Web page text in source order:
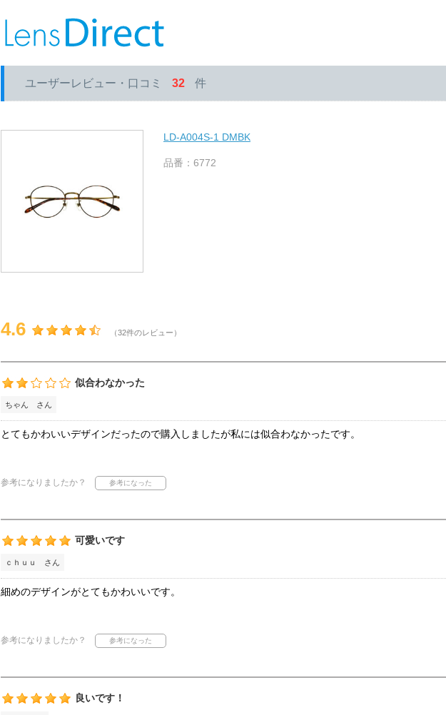
ユーザーレビュー・口コミ 32 件
LD-A004S-1 DMBK
品番：6772
4.6 （32件のレビュー）
似合わなかった
ちゃん さん
とてもかわいいデザインだったので購入しましたが私には似合わなかったです。
参考になりましたか？
可愛いです
ｃｈｕｕ さん
細めのデザインがとてもかわいいです。
参考になりましたか？
良いです！